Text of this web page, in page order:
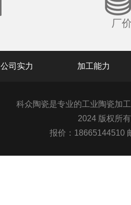
厂
公司实力 加工能力
科众陶瓷是专业的工业陶瓷加
2024 版权所
报价：18665144510